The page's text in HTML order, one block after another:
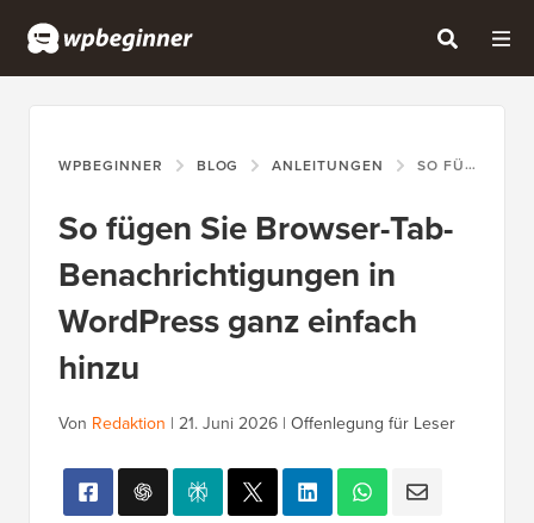
WPBEGINNER BLOG ANLEITUNGEN SO FÜGEN SIE BROWSER-TAB-BENACHRICHTIGUNGEN IN WORDPRESS GANZ EINFACH HINZU
So fügen Sie Browser-Tab-
Benachrichtigungen in
WordPress ganz einfach
hinzu
Von Redaktion | 21. Juni 2026 | Offenlegung für Leser